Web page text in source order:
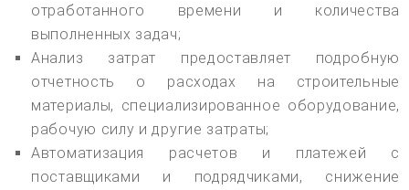
отработанного времени и количества
выполненных задач;
Анализ затрат предоставляет подробную
отчетность о расходах на строительные
материалы, специализированное оборудование,
рабочую силу и другие затраты;
Автоматизация расчетов и платежей с
поставщиками и подрядчиками, снижение